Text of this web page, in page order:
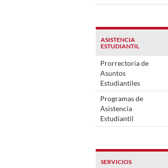
ASISTENCIA
ESTUDIANTIL
Prorrectoría de
Asuntos
Estudiantiles
Programas de
Asistencia
Estudiantil
SERVICIOS